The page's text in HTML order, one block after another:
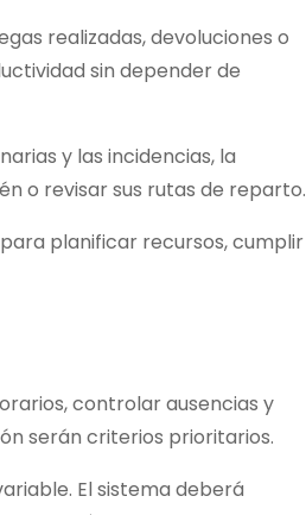
realizadas, devoluciones o
sin depender de
y las incidencias, la
o revisar sus rutas de reparto.
planificar recursos, cumplir
controlar ausencias y
serán criterios prioritarios.
El sistema deberá